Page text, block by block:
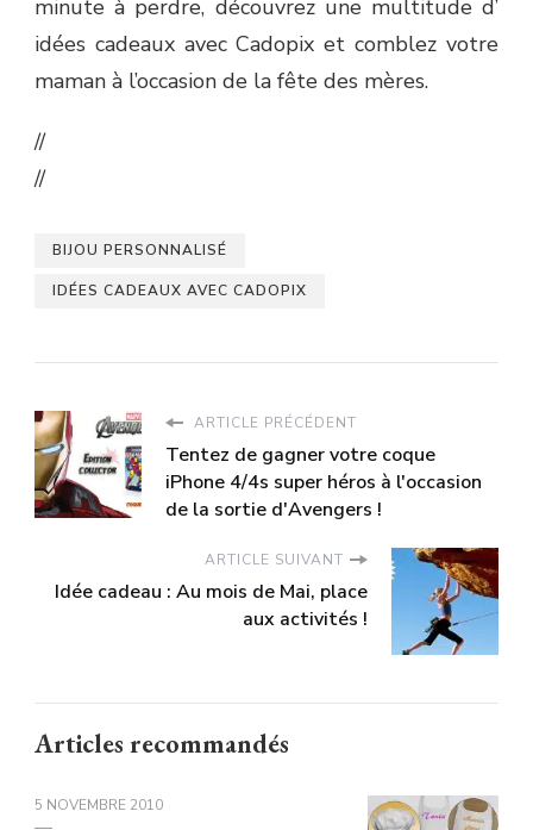
minute à perdre, découvrez une multitude d’
idées cadeaux avec Cadopix et comblez votre
maman à l’occasion de la fête des mères.
//
//
BIJOU PERSONNALISÉ
IDÉES CADEAUX AVEC CADOPIX
ARTICLE PRÉCÉDENT
Tentez de gagner votre coque
iPhone 4/4s super héros à l'occasion
de la sortie d'Avengers !
ARTICLE SUIVANT
Idée cadeau : Au mois de Mai, place
aux activités !
Articles recommandés
5 NOVEMBRE 2010